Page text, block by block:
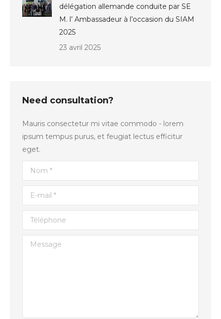
délégation allemande conduite par SE
M. l’ Ambassadeur à l’occasion du SIAM
2025
23 avril 2025
Need consultation?
Mauris consectetur mi vitae commodo - lorem
ipsum tempus purus, et feugiat lectus efficitur
eget.
Nom *
E-mail *
Téléphone
Message